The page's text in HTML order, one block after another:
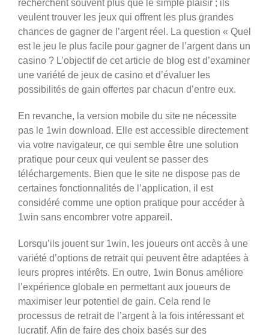
recherchent souvent plus que le simple plaisir ; ils
veulent trouver les jeux qui offrent les plus grandes
chances de gagner de l’argent réel. La question « Quel
est le jeu le plus facile pour gagner de l’argent dans un
casino ? L’objectif de cet article de blog est d’examiner
une variété de jeux de casino et d’évaluer les
possibilités de gain offertes par chacun d’entre eux.
En revanche, la version mobile du site ne nécessite
pas le 1win download. Elle est accessible directement
via votre navigateur, ce qui semble être une solution
pratique pour ceux qui veulent se passer des
téléchargements. Bien que le site ne dispose pas de
certaines fonctionnalités de l’application, il est
considéré comme une option pratique pour accéder à
1win sans encombrer votre appareil.
Lorsqu’ils jouent sur 1win, les joueurs ont accès à une
variété d’options de retrait qui peuvent être adaptées à
leurs propres intérêts. En outre, 1win Bonus améliore
l’expérience globale en permettant aux joueurs de
maximiser leur potentiel de gain. Cela rend le
processus de retrait de l’argent à la fois intéressant et
lucratif. Afin de faire des choix basés sur des